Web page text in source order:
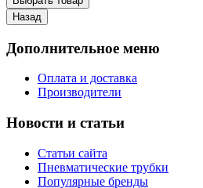
Дополнительное меню
Оплата и доставка
Производители
Новости и статьи
Статьи сайта
Пневматические трубки
Популярные бренды